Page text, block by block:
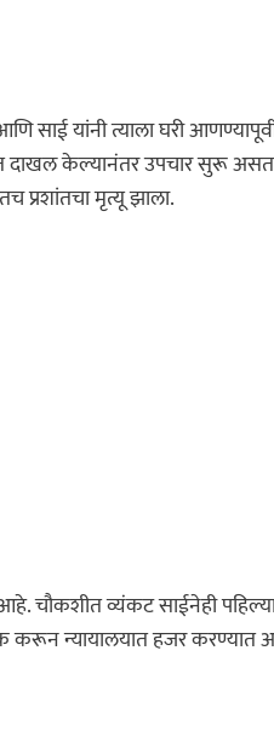
साई यांनी त्याला घरी
केल्यानंतर उपचार सुरू
प्रशांतचा मृत्यू झाला.
चौकशीत व्यंकट साईनेही
न्यायालयात हजर करण्यात